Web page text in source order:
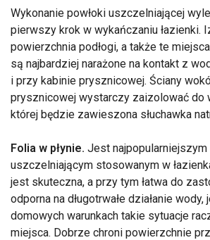
Wykonanie powłoki uszczelniającej
pierwszy krok w wykańczaniu łazienki.
powierzchnia podłogi, a także te
są najbardziej narażone na kontakt z
i przy kabinie prysznicowej. Ściany
prysznicowej wystarczy zaizolować do
której będzie zawieszona słuchawka
Folia w płynie. Jest
uszczelniającym stosowanym w
jest skuteczna, a przy tym łatwa do
odporna na długotrwałe działanie wody,
domowych warunkach takie sytuacje
miejsca. Dobrze chroni powierzchnie